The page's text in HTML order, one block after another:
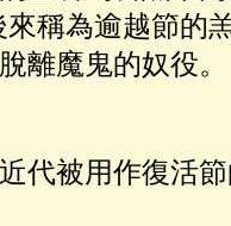
稱為逾越節的
離魔鬼的奴役。
代被用作復活